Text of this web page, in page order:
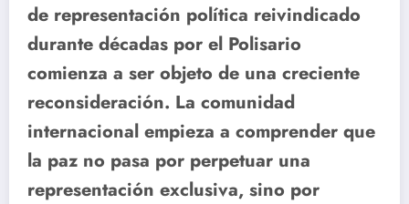
de representación política reivindicado
durante décadas por el Polisario
comienza a ser objeto de una creciente
reconsideración. La comunidad
internacional empieza a comprender que
la paz no pasa por perpetuar una
representación exclusiva, sino por